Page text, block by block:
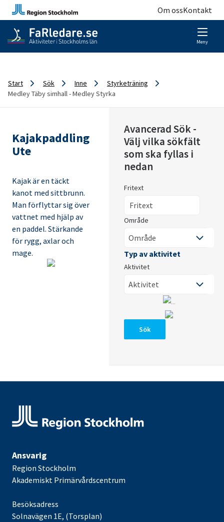
Om ossKontakt
Meny
Start Sök Inne
Styrketräning
Medley Täby simhall - Medley Styrka
Kajakpaddling
Ute
Kajak är en täckt
kanot med sittbrunn.
Man förflyttar sig över
vattnet med hjälp av
en paddel. Stärkande
för rygg, axlar och
mage.
Avancerad Sök -
Välj vilka sökfält
som ska fyllas i
nedan
Fritext
Område
Aktivitet
Sök
Ansvarig
Region Stockholm
Akademiskt Primärvårdscentrum
Besöksadress
Solnavägen 1E, (Torsplan)